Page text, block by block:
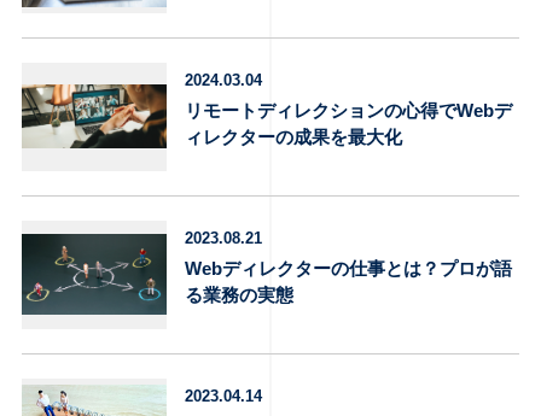
2024.03.04
リモートディレクションの心得でWebデ
ィレクターの成果を最大化
2023.08.21
Webディレクターの仕事とは？プロが語
る業務の実態
2023.04.14